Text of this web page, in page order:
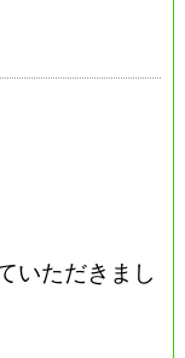
いただきまし